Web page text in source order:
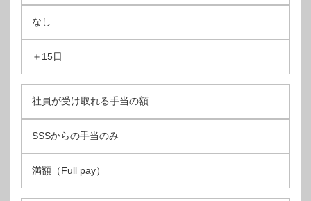
なし
＋15日
社員が受け取れる手当の額
SSSからの手当のみ
満額（Full pay）